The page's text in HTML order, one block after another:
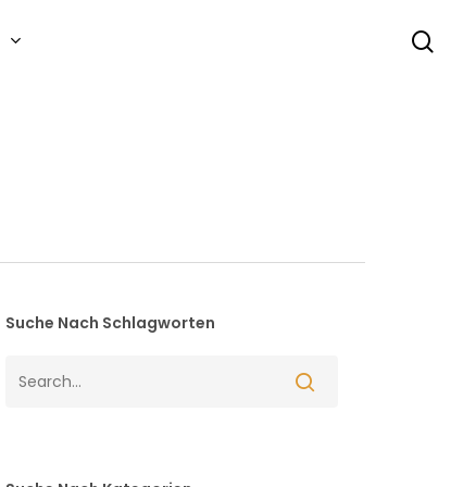
Suche Nach Schlagworten